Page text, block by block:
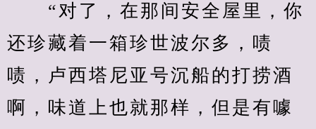
“对了，在那间安全屋里，你
还珍藏着一箱珍世波尔多，啧
啧，卢西塔尼亚号沉船的打捞酒
啊，味道上也就那样，但是有噱